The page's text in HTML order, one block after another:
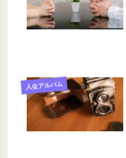
人生アルバム